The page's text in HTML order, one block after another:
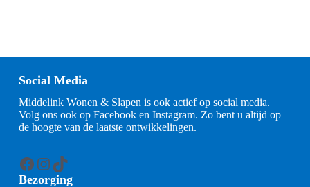
Social Media
Middelink Wonen & Slapen is ook actief op social media.
Volg ons ook op Facebook en Instagram. Zo bent u altijd op
de hoogte van de laatste ontwikkelingen.
Facebook
Instagram
TikTok
Bezorging